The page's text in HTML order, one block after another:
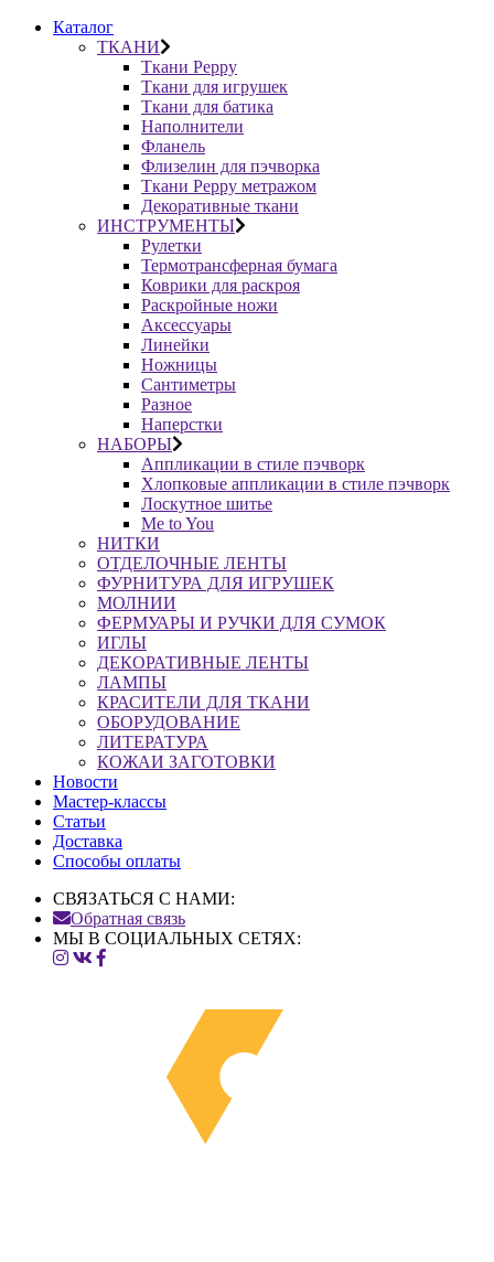
Каталог
ТКАНИ
Ткани Peppy
Ткани для игрушек
Ткани для батика
Наполнители
Фланель
Флизелин для пэчворка
Ткани Peppy метражом
Декоративные ткани
ИНСТРУМЕНТЫ
Рулетки
Термотрансферная бумага
Коврики для раскроя
Раскройные ножи
Аксессуары
Линейки
Ножницы
Сантиметры
Разное
Наперстки
НАБОРЫ
Аппликации в стиле пэчворк
Хлопковые аппликации в стиле пэчворк
Лоскутное шитье
Me to You
НИТКИ
ОТДЕЛОЧНЫЕ ЛЕНТЫ
ФУРНИТУРА ДЛЯ ИГРУШЕК
МОЛНИИ
ФЕРМУАРЫ И РУЧКИ ДЛЯ СУМОК
ИГЛЫ
ДЕКОРАТИВНЫЕ ЛЕНТЫ
ЛАМПЫ
КРАСИТЕЛИ ДЛЯ ТКАНИ
ОБОРУДОВАНИЕ
ЛИТЕРАТУРА
КОЖАИ ЗАГОТОВКИ
Новости
Мастер-классы
Статьи
Доставка
Способы оплаты
СВЯЗАТЬСЯ С НАМИ:
Обратная связь
МЫ В СОЦИАЛЬНЫХ СЕТЯХ: